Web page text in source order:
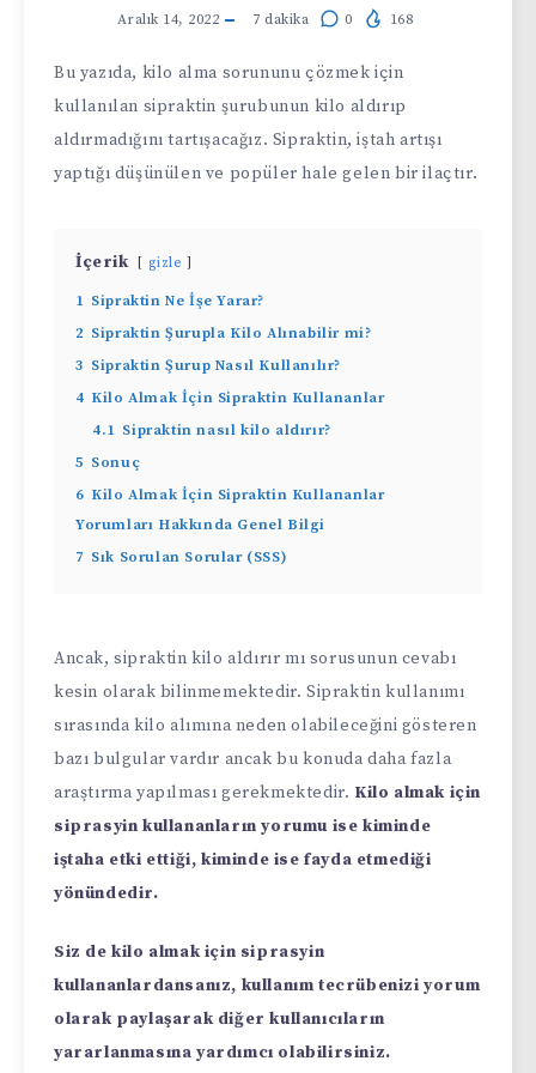
Aralık 14, 2022 7 dakika 0 168
Bu yazıda, kilo alma sorununu çözmek için
kullanılan sipraktin şurubunun kilo aldırıp
aldırmadığını tartışacağız. Sipraktin, iştah artışı
yaptığı düşünülen ve popüler hale gelen bir ilaçtır.
İçerik gizle
1 Sipraktin Ne İşe Yarar?
2 Sipraktin Şurupla Kilo Alınabilir mi?
3 Sipraktin Şurup Nasıl Kullanılır?
4 Kilo Almak İçin Sipraktin Kullananlar
4.1 Sipraktin nasıl kilo aldırır?
5 Sonuç
6 Kilo Almak İçin Sipraktin Kullananlar
Yorumları Hakkında Genel Bilgi
7 Sık Sorulan Sorular (SSS)
Ancak, sipraktin kilo aldırır mı sorusunun cevabı
kesin olarak bilinmemektedir. Sipraktin kullanımı
sırasında kilo alımına neden olabileceğini gösteren
bazı bulgular vardır ancak bu konuda daha fazla
araştırma yapılması gerekmektedir. Kilo almak için
siprasyin kullananların yorumu ise kiminde
iştaha etki ettiği, kiminde ise fayda etmediği
yönündedir.
Siz de kilo almak için siprasyin
kullananlardansanız, kullanım tecrübenizi yorum
olarak paylaşarak diğer kullanıcıların
yararlanmasına yardımcı olabilirsiniz.